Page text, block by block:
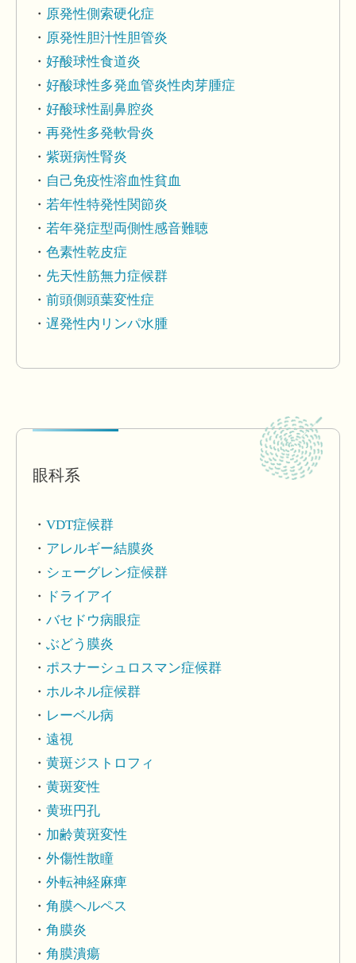
原発性側索硬化症
原発性胆汁性胆管炎
好酸球性食道炎
好酸球性多発血管炎性肉芽腫症
好酸球性副鼻腔炎
再発性多発軟骨炎
紫斑病性腎炎
自己免疫性溶血性貧血
若年性特発性関節炎
若年発症型両側性感音難聴
色素性乾皮症
先天性筋無力症候群
前頭側頭葉変性症
遅発性内リンパ水腫
眼科系
VDT症候群
アレルギー結膜炎
シェーグレン症候群
ドライアイ
バセドウ病眼症
ぶどう膜炎
ポスナーシュロスマン症候群
ホルネル症候群
レーベル病
遠視
黄斑ジストロフィ
黄斑変性
黄班円孔
加齢黄斑変性
外傷性散瞳
外転神経麻痺
角膜ヘルペス
角膜炎
角膜潰瘍